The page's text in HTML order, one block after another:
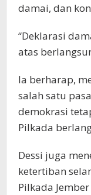
damai, dan
“Deklarasi
atas
Ia berharap,
salah satu
demokrasi
Pilkada
Dessi juga
ketertiban
Pilkada